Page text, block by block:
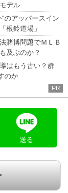
デル
のアッパースイン
根鈴道場」
賭博問題でＭＬＢ
及ぶのか？
はもう古い？群
のか
PR
送る